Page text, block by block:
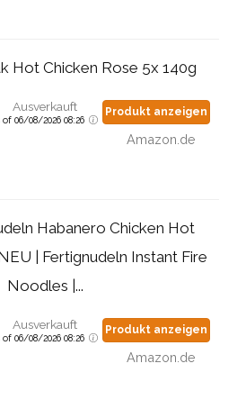
Hot Chicken Rose 5x 140g
Ausverkauft
of 06/08/2026 08:26
Produkt anzeigen
Amazon.de
Habanero Chicken Hot
| Fertignudeln Instant Fire
Noodles |...
Ausverkauft
of 06/08/2026 08:26
Produkt anzeigen
Amazon.de